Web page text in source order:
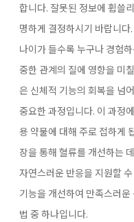
합니다. 잘못된 정보에 휩쓸
명하게 결정하시기 바랍니다.
나이가 들수록 누구나 경험
중한 관계의 질에 영향을 미
은 신체적 기능의 회복을 넘
중요한 과정입니다. 이 과정
용 약물에 대해 주로 접하게
장을 통해 혈류를 개선하는
자연스러운 반응을 지원할
기능을 개선하여 만족스러
법 중 하나입니다.